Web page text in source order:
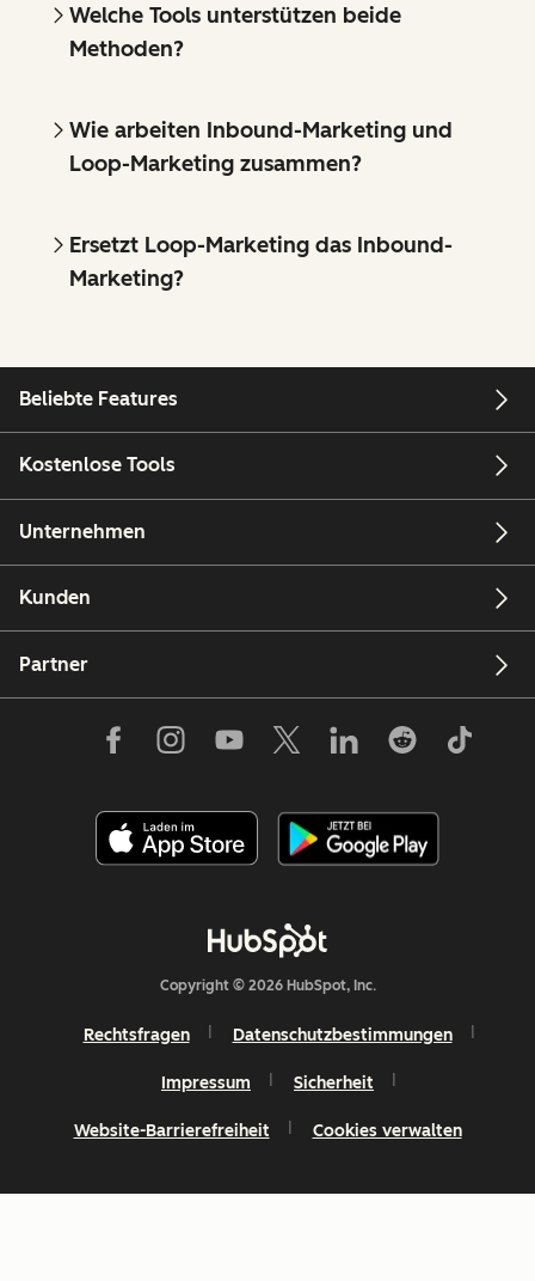
Welche Tools unterstützen beide
Methoden?
Wie arbeiten Inbound-Marketing und
Loop-Marketing zusammen?
Ersetzt Loop-Marketing das Inbound-
Marketing?
Beliebte Features
Kostenlose Tools
Unternehmen
Kunden
Partner
Copyright © 2026 HubSpot, Inc.
Rechtsfragen Datenschutzbestimmungen
Impressum Sicherheit
Website-Barrierefreiheit Cookies verwalten